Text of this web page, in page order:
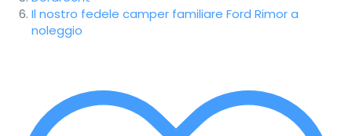
Il nostro fedele camper familiare Ford Rimor a
noleggio